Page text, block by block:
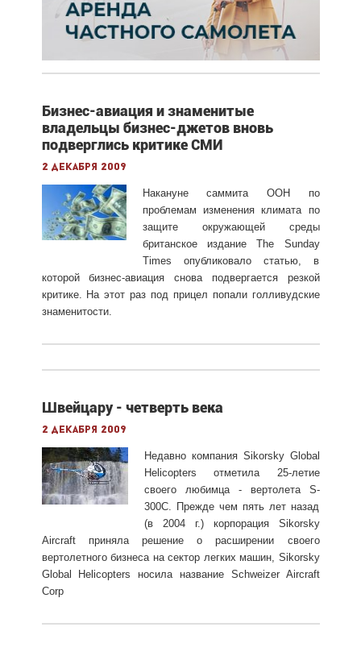
Бизнес-авиация и знаменитые
владельцы бизнес-джетов вновь
подверглись критике СМИ
2 декабря 2009
Накануне саммита ООН по
проблемам изменения климата по
защите окружающей среды
британское издание The Sunday
Times опубликовало статью, в
которой бизнес-авиация снова подвергается резкой
критике. На этот раз под прицел попали голливудские
знаменитости.
Швейцару - четверть века
2 декабря 2009
Недавно компания Sikorsky Global
Helicopters отметила 25-летие
своего любимца - вертолета S-
300С. Прежде чем пять лет назад
(в 2004 г.) корпорация Sikorsky
Aircraft приняла решение о расширении своего
вертолетного бизнеса на сектор легких машин, Sikorsky
Global Helicopters носила название Schweizer Aircraft
Corp